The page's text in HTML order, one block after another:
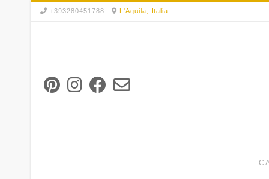
+393280451788 L'Aquila, Italia